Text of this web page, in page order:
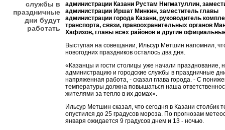
службы в
праздничные
дни будут
работать
администрации Казани Рустам Нигматуллин,
администрации Иршат Минкин, заместитель главы
администрации города Казани, руководитель
транспорта, связи, правоохранительных органов
Хафизов, главы всех районов и другие
Выступая на совещании, Ильсур Метшин напомнил,
новогодних праздников осталось два дня.
«Казанцы и гости столицы уже начали празднование,
администрацию и городские службы в праздничные
напряженная работа, - сказал глава города. - С
температуры должна повышаться наша
жителями за тепло в их домах».
Ильсур Метшин сказал, что сегодня в Казани столбик
опустился до 25 градусов мороза. По прогнозам
января ожидается 9 градусов днем и 13 - ночью.